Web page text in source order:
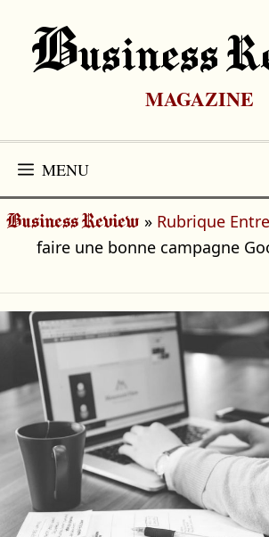
contenu
BUsiness
MAGAZINE
MENU
Business Review » Rubrique
faire une bonne campagne